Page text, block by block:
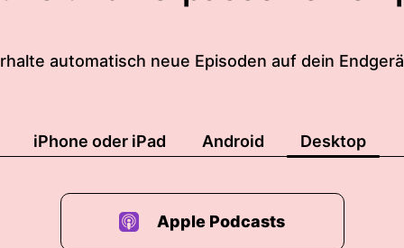
automatisch neue Episoden auf dein
iPhone oder iPad Android Desktop
Apple Podcasts